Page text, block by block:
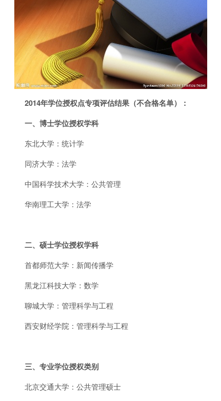
2014年学位授权点专项评估结果（不合格名单）：
一、博士学位授权学科
东北大学：统计学
同济大学：法学
中国科学技术大学：公共管理
华南理工大学：法学
二、硕士学位授权学科
首都师范大学：新闻传播学
黑龙江科技大学：数学
聊城大学：管理科学与工程
西安财经学院：管理科学与工程
三、专业学位授权类别
北京交通大学：公共管理硕士